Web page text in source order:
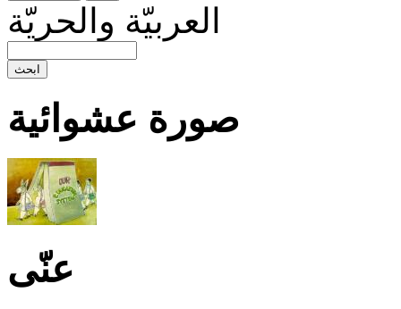
العربيّة والحريّة
صورة عشوائية
عنّى